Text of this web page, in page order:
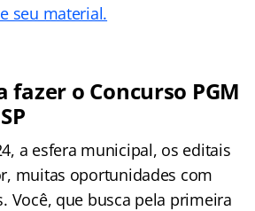
seu material.
fazer o Concurso PGM
a esfera municipal, os editais
muitas oportunidades com
Você, que busca pela primeira